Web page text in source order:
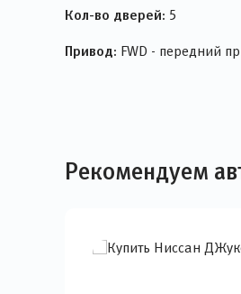
Кол-во дверей: 5
Привод: FWD - передний
Рекомендуем